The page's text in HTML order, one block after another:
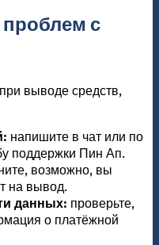
проблем с
выводе средств,
напишите в чат или по
поддержки Пин Ап.
возможно, вы
на вывод.
данных: проверьте,
о платёжной